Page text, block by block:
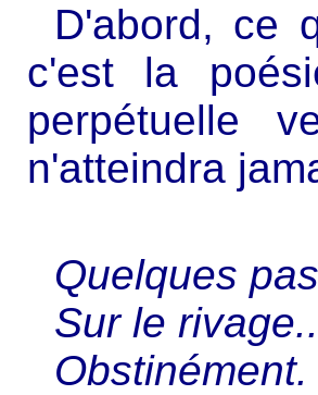
D'abord, ce
c'est la
perpétuelle
n'atteindra
Quelques
Sur le
Obstinément.